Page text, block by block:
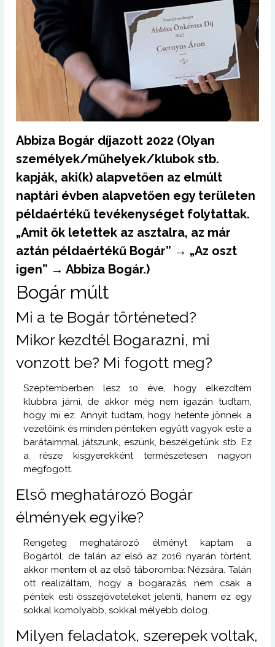
Abbiza Bogár díjazott 2022 (Olyan
személyek/műhelyek/klubok stb.
kapják, aki(k) alapvetően az elmúlt
naptári évben alapvetően egy területen
példaértékű tevékenységet folytattak.
„Amit ők letettek az asztalra, az már
aztán példaértékű Bogár” → „Az oszt
igen” → Abbiza Bogár.)
Bogár múlt
Mi a te Bogár történeted?
Mikor kezdtél Bogarazni, mi
vonzott be? Mi fogott meg?
Szeptemberben lesz 10 éve, hogy elkezdtem
klubbra járni, de akkor még nem igazán tudtam,
hogy mi ez. Annyit tudtam, hogy hetente jönnek a
vezetőink és minden pénteken együtt vagyok este a
barátaimmal, játszunk, eszünk, beszélgetünk stb. Ez
a része kisgyerekként természetesen nagyon
megfogott.
Első meghatározó Bogár
élmények egyike?
Rengeteg meghatározó élményt kaptam a
Bogártól, de talán az első az 2016 nyarán történt,
akkor mentem el az első táboromba: Nézsára. Talán
ott realizáltam, hogy a bogarazás, nem csak a
péntek esti összejöveteleket jelenti, hanem ez egy
sokkal komolyabb, sokkal mélyebb dolog.
Milyen feladatok, szerepek voltak,